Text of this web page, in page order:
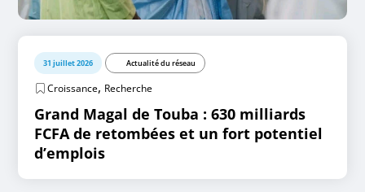
31 juillet 2026 Actualité du réseau
Croissance, Recherche
Grand Magal de Touba : 630 milliards
FCFA de retombées et un fort potentiel
d’emplois